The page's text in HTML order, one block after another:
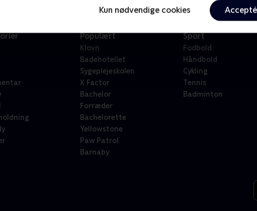
Kun nødvendige cookies
Populært
Klovn
Badehotellet
Sygeplejeskolen
X Factor
Bachelor
Forræder
Bachelorette
Yellowstone
Paw Patrol
Barnaby
Sport
Fodbold
Håndbold
Cykling
Tennis
Badminton